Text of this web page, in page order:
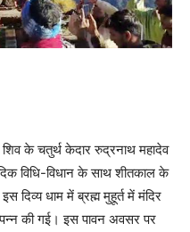
के चतुर्थ केदार रुद्रनाथ महादेव
विधि-विधान के साथ शीतकाल के
दिव्य धाम में ब्रह्म मुहूर्त में मंदिर
की गई। इस पावन अवसर पर